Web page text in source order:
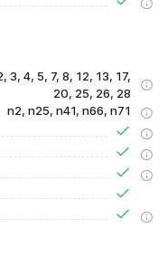
3, 4, 5, 7, 8, 12, 13, 17,
20, 25, 26, 28
n2, n25, n41, n66, n71